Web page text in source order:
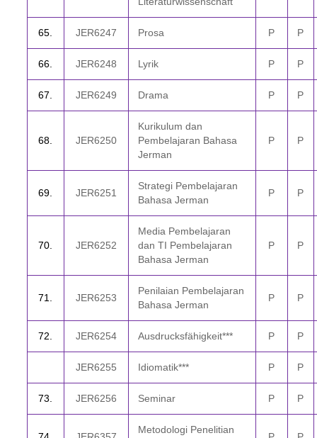
65. JER6247 Prosa P P
66. JER6248 Lyrik P P
67. JER6249 Drama P P
68. JER6250
Kurikulum dan
Pembelajaran Bahasa
Jerman
P P
69. JER6251
Strategi Pembelajaran
Bahasa Jerman
P P
70. JER6252
Media Pembelajaran
dan TI Pembelajaran
Bahasa Jerman
P P
71. JER6253
Penilaian Pembelajaran
Bahasa Jerman
P P
72. JER6254 Ausdrucksfähigkeit*** P P
JER6255 Idiomatik*** P P
73. JER6256 Seminar P P
Metodologi Peneliti­an